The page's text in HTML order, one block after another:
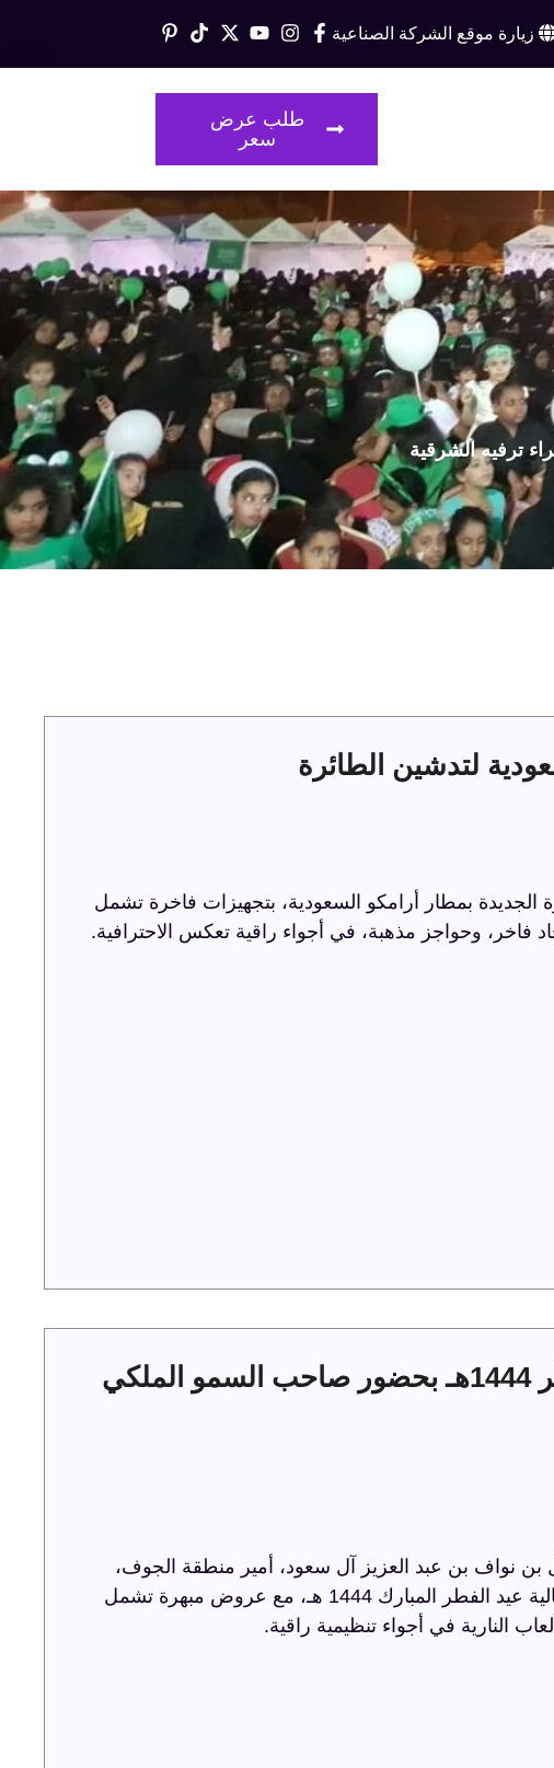
زيارة موقع الشركة الصناعية
طلب عرض
سعر
ترفيه الشرقية
لتدشين الطائرة
الجديدة بمطار أرامكو السعودية، بتجهيزات فاخرة تشمل
حفل أهالي الجوف بعيد الفطر 1444هـ بحضور صاحب السمو الملكي
نواف بن عبد العزيز آل سعود، أمير منطقة الجوف،
أضاءت ترفيه الشرقية سماء الجوف باحتفالية عيد الفطر المبارك 1444 هـ، مع عروض مبهرة تشمل
النارية في أجواء تنظيمية راقية.